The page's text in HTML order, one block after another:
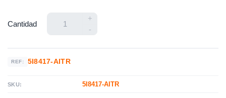
Cantidad
+
-
REF: 5I8417-AITR
SKU: 5I8417-AITR